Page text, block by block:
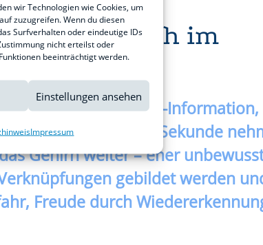
wir Technologien wie Cookies, um
zuzugreifen. Wenn du diesen
Surfverhalten oder eindeutige IDs
nicht erteilst oder
beeinträchtigt werden.
Einstellungen ansehen
Impressum
kritisch im
vieles, ob Text-
Jede Sekunde
Gehirn weiter – eher
gebildet werden
Freude durch